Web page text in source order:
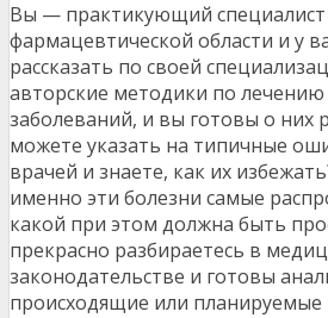
Вы — практикующий
фармацевтической области и у
рассказать по своей
авторские методики по
заболеваний, и вы готовы о них
можете указать на типичные
врачей и знаете, как их
именно эти болезни самые
какой при этом должна быть
прекрасно разбираетесь в
законодательстве и готовы
происходящие или планируемые